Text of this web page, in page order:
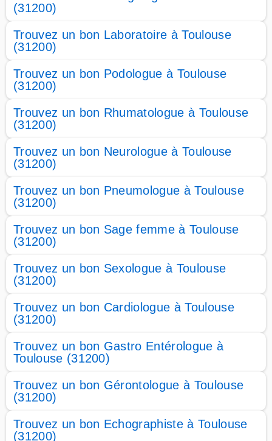
(31200)
Trouvez un bon Laboratoire à Toulouse
(31200)
Trouvez un bon Podologue à Toulouse
(31200)
Trouvez un bon Rhumatologue à Toulouse
(31200)
Trouvez un bon Neurologue à Toulouse
(31200)
Trouvez un bon Pneumologue à Toulouse
(31200)
Trouvez un bon Sage femme à Toulouse
(31200)
Trouvez un bon Sexologue à Toulouse
(31200)
Trouvez un bon Cardiologue à Toulouse
(31200)
Trouvez un bon Gastro Entérologue à
Toulouse (31200)
Trouvez un bon Gérontologue à Toulouse
(31200)
Trouvez un bon Echographiste à Toulouse
(31200)